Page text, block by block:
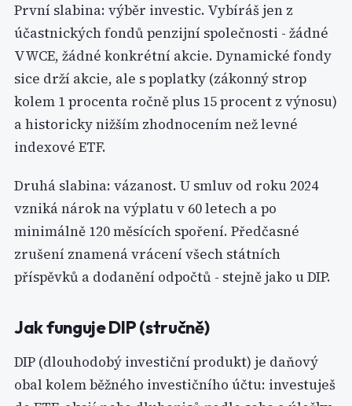
První slabina: výběr investic. Vybíráš jen z
účastnických fondů penzijní společnosti - žádné
VWCE, žádné konkrétní akcie. Dynamické fondy
sice drží akcie, ale s poplatky (zákonný strop
kolem 1 procenta ročně plus 15 procent z výnosu)
a historicky nižším zhodnocením než levné
indexové ETF.
Druhá slabina: vázanost. U smluv od roku 2024
vzniká nárok na výplatu v 60 letech a po
minimálně 120 měsících spoření. Předčasné
zrušení znamená vrácení všech státních
příspěvků a dodanění odpočtů - stejně jako u DIP.
Jak funguje DIP (stručně)
DIP (dlouhodobý investiční produkt) je daňový
obal kolem běžného investičního účtu: investuješ